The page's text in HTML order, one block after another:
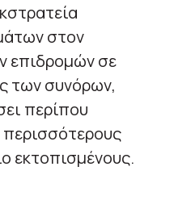
στον
επιδρομών σε
των συνόρων,
περίπου
περισσότερους
εκτοπισμένους.